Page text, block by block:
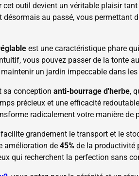
cet outil devient un véritable plaisir
au passé, vous permettant
est une caractéristique phare
vous pouvez passer de la tonte au
un jardin impeccable dans
sa conception anti-bourrage d'herbe,
précieux et une efficacité
radicalement votre manière de
grandement le transport et le
amélioration de 45% de la productivité
qui recherchent la perfection sans